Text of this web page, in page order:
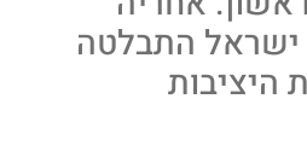
ישראל התבלטה
היציבות